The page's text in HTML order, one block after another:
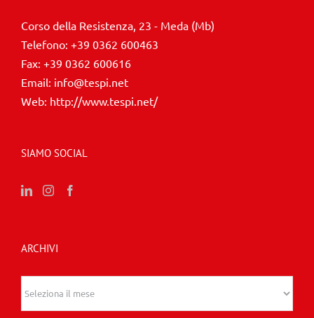
Corso della Resistenza, 23 - Meda (Mb)
Telefono: +39 0362 600463
Fax: +39 0362 600616
Email: info@tespi.net
Web: http://www.tespi.net/
SIAMO SOCIAL
ARCHIVI